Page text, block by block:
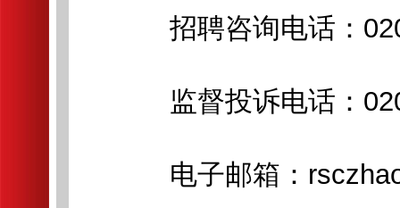
招聘咨询电话：
监督投诉电话：
电子邮箱：